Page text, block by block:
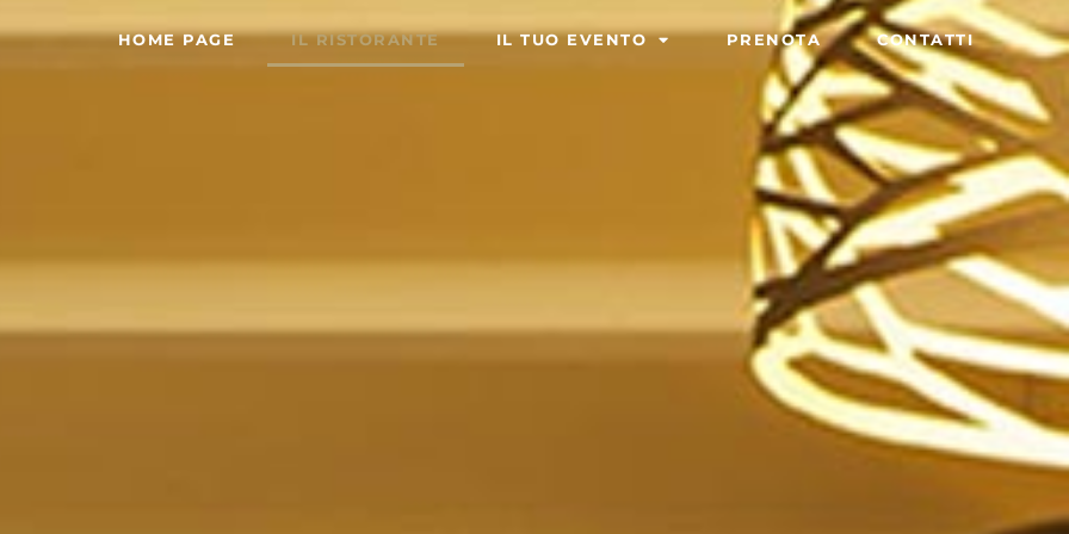
HOME PAGE IL RISTORANTE IL TUO EVENTO PRENOTA CONTATTI